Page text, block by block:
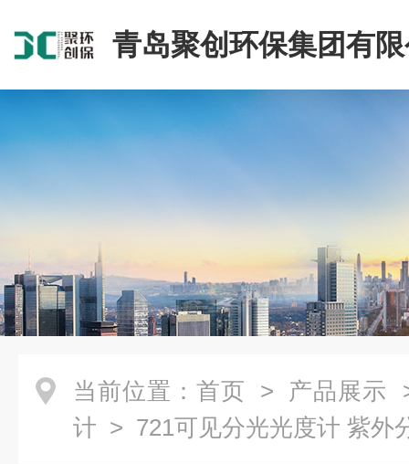
青岛聚创环保集团有
当前位置： 首页 > 产品展示
计 > 721可见分光光度计 紫外